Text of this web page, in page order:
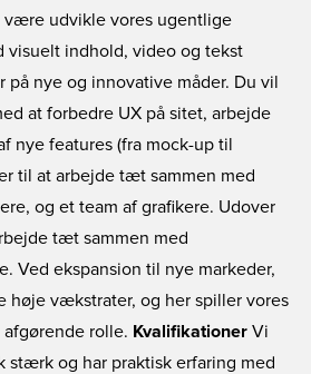
være udvikle vores ugentlige
visuelt indhold, video og tekst
nye og innovative måder. Du vil
at forbedre UX på sitet, arbejde
nye features (fra mock-up til
til at arbejde tæt sammen med
og et team af grafikere. Udover
tæt sammen med
Ved ekspansion til nye markeder,
høje vækstrater, og her spiller vores
rolle. Kvalifikationer Vi
stærk og har praktisk erfaring med